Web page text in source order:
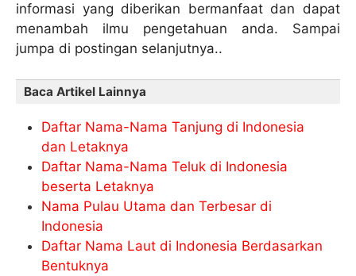
informasi yang diberikan bermanfaat dan dapat
menambah ilmu pengetahuan anda. Sampai
jumpa di postingan selanjutnya..
Baca Artikel Lainnya
Daftar Nama-Nama Tanjung di Indonesia
dan Letaknya
Daftar Nama-Nama Teluk di Indonesia
beserta Letaknya
Nama Pulau Utama dan Terbesar di
Indonesia
Daftar Nama Laut di Indonesia Berdasarkan
Bentuknya